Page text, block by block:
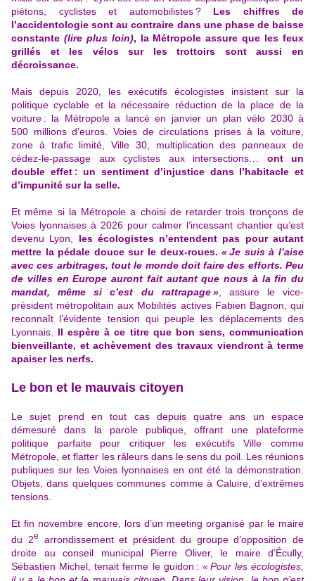
piétons, cyclistes et automobilistes ? Les chiffres de
l’accidentologie sont au contraire dans une phase de baisse
constante (lire plus loin), la Métropole assure que les feux
grillés et les vélos sur les trottoirs sont aussi en
décroissance.
Mais depuis 2020, les exécutifs écologistes insistent sur la
politique cyclable et la nécessaire réduction de la place de la
voiture : la Métropole a lancé en janvier un plan vélo 2030 à
500 millions d’euros. Voies de circulations prises à la voiture,
zone à trafic limité, Ville 30, multiplication des panneaux de
cédez-le-passage aux cyclistes aux intersections… ont un
double effet : un sentiment d’injustice dans l’habitacle et
d’impunité sur la selle.
Et même si la Métropole a choisi de retarder trois tronçons de
Voies lyonnaises à 2026 pour calmer l’incessant chantier qu’est
devenu Lyon
les écologistes n’entendent pas pour autant
mettre la pédale douce sur le deux-roues.« Je suis à l’aise
avec ces arbitrages, tout le monde doit faire des efforts. Peu
de villes en Europe auront fait autant que nous à la fin du
mandat, même si c’est du rattrapage », assure le vice-
président métropolitain aux Mobilités actives Fabien Bagnon, qui
reconnaît l’évidente tension qui peuple les déplacements des
Lyonnais
Il espère à ce titre que bon sens, communication
bienveillante, et achèvement des travaux viendront à terme
apaiser les nerfs.
Le bon et le mauvais citoyen
Le sujet prend en tout cas depuis quatre ans un espace
démesuré dans la parole publique, offrant une plateforme
politique parfaite pour critiquer les exécutifs Ville comme
Métropole, et flatter les râleurs dans le sens du poil. Les réunions
publiques sur les Voies lyonnaises en ont été la démonstration.
Objets, dans quelques communes comme à Caluire, d’extrêmes
tensions.
Et fin novembre encore, lors d’un meeting organisé par le maire
du 2e
arrondissement et président du groupe d’opposition de
droite au conseil municipal Pierre Oliver, le maire d’Écully,
Sébastien Michel, tenait ferme le guidon : « Pour les écologistes,